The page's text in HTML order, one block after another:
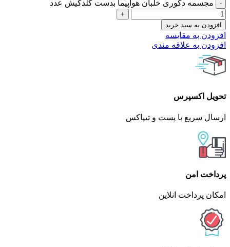
مجسمه دکوری خلبان هواپیما بدست گلدکیش عدد
افزودن به سبد خرید
افزودن به مقایسه
افزودن به علاقه مندی
تحویل اکسپرس
ارسال سریع با پست و تیپاکس
پرداخت امن
امکان پرداخت انلاین